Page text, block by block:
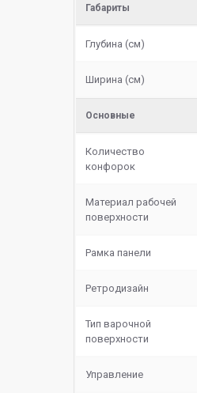
Габариты
Глубина (см)
Ширина (см)
Основные
Количество
конфорок
Материал рабочей
поверхности
Рамка панели
Ретродизайн
Тип варочной
поверхности
Управление